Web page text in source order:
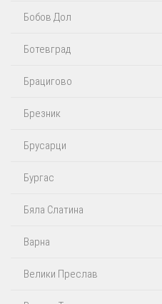
Бобов Дол
Ботевград
Брацигово
Брезник
Брусарци
Бургас
Бяла Слатина
Варна
Велики Преслав